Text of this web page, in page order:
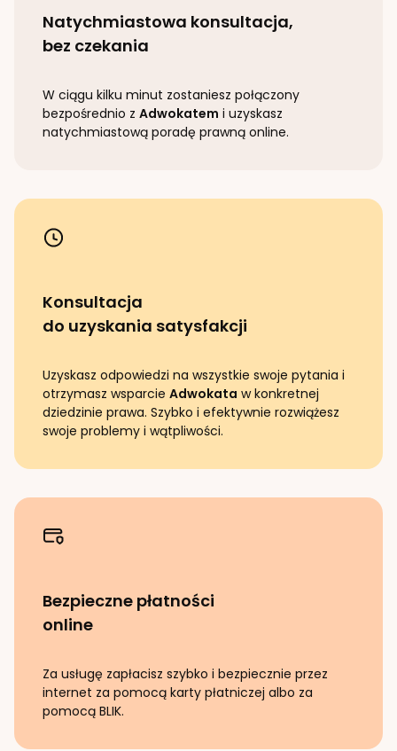
Natychmiastowa konsultacja,
bez czekania
W ciągu kilku minut zostaniesz połączony
bezpośrednio z Adwokatem i uzyskasz
natychmiastową poradę prawną online.
Konsultacja
do uzyskania satysfakcji
Uzyskasz odpowiedzi na wszystkie swoje pytania i
otrzymasz wsparcie Adwokata w konkretnej
dziedzinie prawa. Szybko i efektywnie rozwiążesz
swoje problemy i wątpliwości.
Bezpieczne płatności
online
Za usługę zapłacisz szybko i bezpiecznie przez
internet za pomocą karty płatniczej albo za
pomocą BLIK.